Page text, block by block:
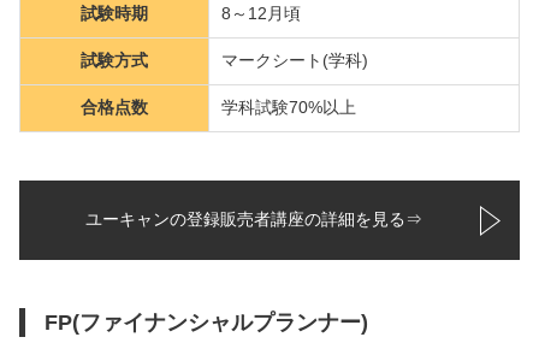
試験時期 8～12月頃
試験方式 マークシート(学科)
合格点数 学科試験70%以上
ユーキャンの登録販売者講座の詳細を見る⇒
FP(ファイナンシャルプランナー)